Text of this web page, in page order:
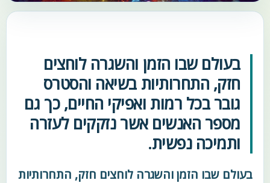
בעולם שבו הזמן והשגרה לוחצים
חזק, התחרותיות בשיאה והסטרס
גובר בכל רמות ואפיקי החיים, כך גם
מספר האנשים אשר נזקקים לעזרה
ותמיכה נפשית.
בעולם שבו הזמן והשגרה לוחצים חזק, התחרותיות